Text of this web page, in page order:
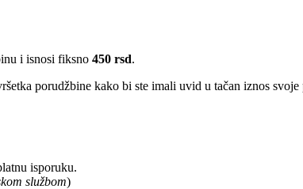
i isnosi fiksno 450 rsd.
porudžbine kako bi ste imali uvid u tačan iznos svoje
isporuku.
službom)